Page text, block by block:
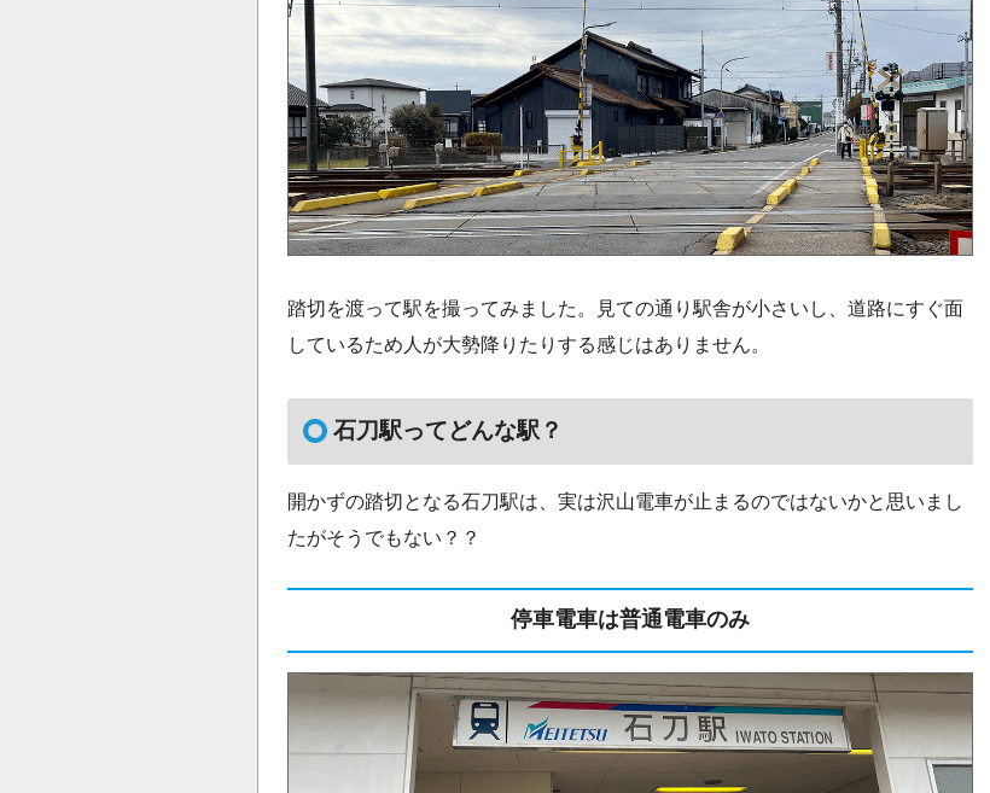
踏切を渡って駅を撮ってみました。見ての通り駅舎が小さいし、道路にすぐ面
しているため人が大勢降りたりする感じはありません。
石刀駅ってどんな駅？
開かずの踏切となる石刀駅は、実は沢山電車が止まるのではないかと思いまし
たがそうでもない？？
停車電車は普通電車のみ